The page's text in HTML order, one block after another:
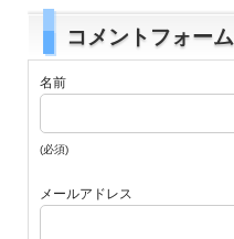
コメントフォーム
名前
(必須)
メールアドレス